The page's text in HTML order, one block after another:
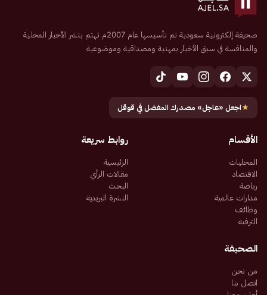
صحيفة إلكترونية سعودية تم تأسيسها عام 2007م تهتم بنشر الأخبار المحلية
والمنافسة في سبق الأخبار بمهنية ومصداقية وموضوعية
★اجعل «عاجل» مصدرك المفضل في قوقل
الأقسام
المحليات
الاقتصاد
رياضة
مدارات عالمية
وظائف
الترفيه
روابط سريعة
الرئيسية
مقالات الرأي
البحث
النشرة البريدية
الصحيفة
من نحن
اتصل بنا